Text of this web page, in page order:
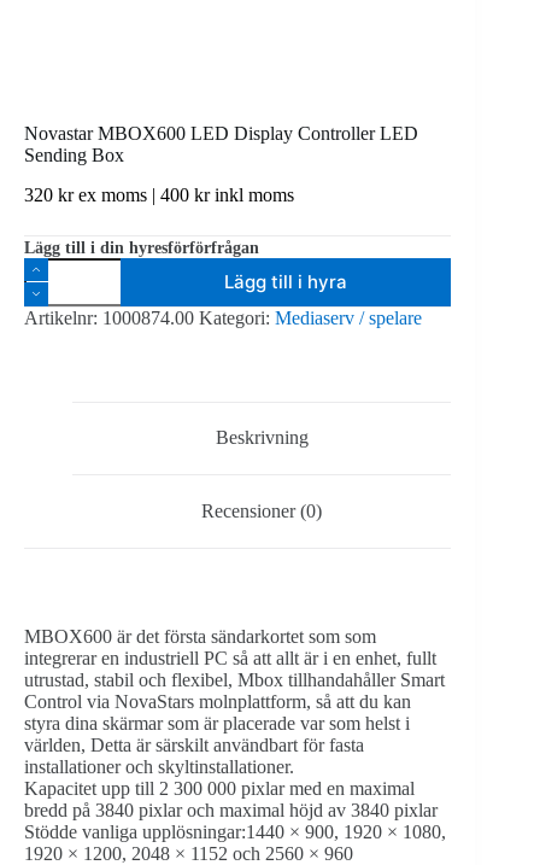
Novastar MBOX600 LED Display Controller LED
Sending Box
320 krex moms | 400 krinkl moms
Lägg till i din hyresförförfrågan
Novastar
MBOX600
LED
Display
Lägg till i hyra
Artikelnr: 1000874.00 Kategori: Mediaserv / spelare
Beskrivning
Recensioner (0)
MBOX600 är det första sändarkortet som som
integrerar en industriell PC så att allt är i en enhet, fullt
utrustad, stabil och flexibel, Mbox tillhandahåller Smart
Control via NovaStars molnplattform, så att du kan
styra dina skärmar som är placerade var som helst i
världen, Detta är särskilt användbart för fasta
installationer och skyltinstallationer.
Kapacitet upp till 2 300 000 pixlar med en maximal
bredd på 3840 pixlar och maximal höjd av 3840 pixlar
Stödde vanliga upplösningar:1440 × 900, 1920 × 1080,
1920 × 1200, 2048 × 1152 och 2560 × 960